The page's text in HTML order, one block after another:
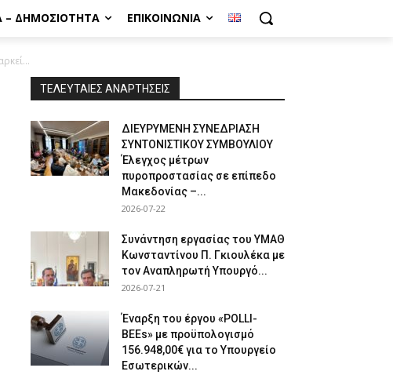
– ΔΗΜΟΣΙΌΤΗΤΑ ΕΠΙΚΟΙΝΩΝΊΑ
ΤΕΛΕΥΤΑΙΕΣ ΑΝΑΡΤΗΣΕΙΣ
ΔΙΕΥΡΥΜΕΝΗ ΣΥΝΕΔΡΙΑΣΗ
ΣΥΝΤΟΝΙΣΤΙΚΟΥ ΣΥΜΒΟΥΛΙΟΥ
Έλεγχος μέτρων
πυροπροστασίας σε επίπεδο
Μακεδονίας –...
2026-07-22
Συνάντηση εργασίας του ΥΜΑΘ
Κωνσταντίνου Π. Γκιουλέκα με
τον Αναπληρωτή Υπουργό...
2026-07-21
Έναρξη του έργου «POLLI-
BEEs» με προϋπολογισμό
156.948,00€ για το Υπουργείο
Εσωτερικών...